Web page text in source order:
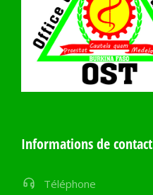
Informations de contact
Téléphone